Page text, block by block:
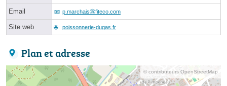
Email p.marchaisⓐfiteco.com
Site web poissonnerie-dugas.fr
Plan et adresse
© contributeurs OpenStreetMap